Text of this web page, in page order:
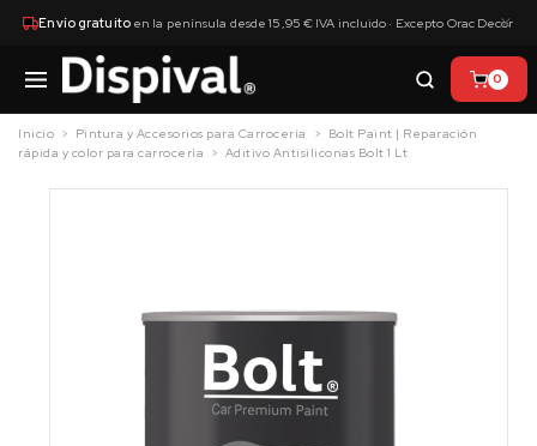
Envío gratuitoen la península desde 15,95 € IVA incluido · Excepto Orac Decor
×
0
Inicio Pintura y Accesorios para Carrocería
Bolt Paint | Reparación
rápida y color para carrocería
Aditivo Antisiliconas Bolt 1 Lt